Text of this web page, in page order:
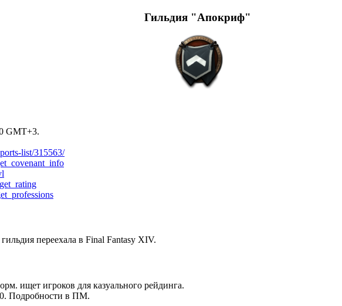
Гильдия "Апокриф"
GMT+3.
list/315563/
переехала в Final Fantasy XIV.
ищет игроков для казуального рейдинга.
Подробности в ПМ.